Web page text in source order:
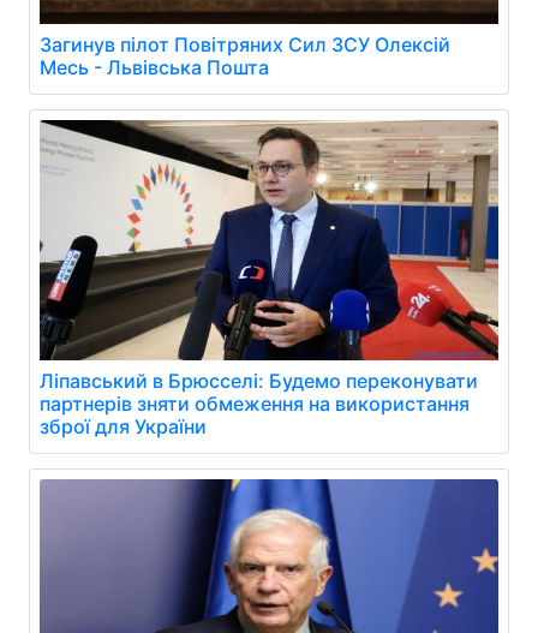
Загинув пілот Повітряних Сил ЗСУ Олексій
Месь - Львівська Пошта
Ліпавський в Брюсселі: Будемо переконувати
партнерів зняти обмеження на використання
зброї для України